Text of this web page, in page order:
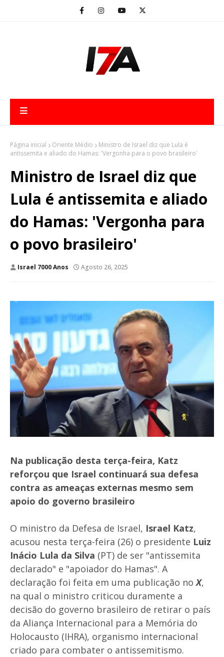
Página inicial Oriente Médio
Ministro de Israel diz que Lula é
antissemita e aliado do Hamas: 'Vergonha para o povo brasileiro'
Ministro de Israel diz que
Lula é antissemita e aliado
do Hamas: 'Vergonha para
o povo brasileiro'
Israel 7000 Anos Agosto 26, 2025
Na publicação desta terça-feira, Katz
reforçou que Israel continuará sua defesa
contra as ameaças externas mesmo sem
apoio do governo brasileiro
O ministro da Defesa de Israel, Israel Katz,
acusou nesta terça-feira (26) o presidente Luiz
Inácio Lula da Silva (PT) de ser "antissemita
declarado" e "apoiador do Hamas". A
declaração foi feita em uma publicação noX,
na qual o ministro criticou duramente a
decisão do governo brasileiro de retirar o país
da Aliança Internacional para a Memória do
Holocausto (IHRA), organismo internacional
criado para combater o antissemitismo.